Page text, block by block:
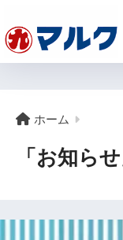
ホーム
「お知ら